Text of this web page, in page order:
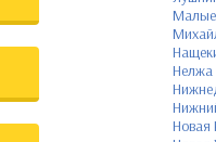
Нелжа
Новая